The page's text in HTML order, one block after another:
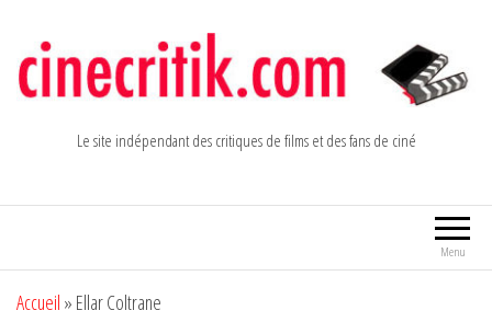
contenu
Le site indépendant des critiques de films et des fans de ciné
Menu
Accueil » Ellar Coltrane